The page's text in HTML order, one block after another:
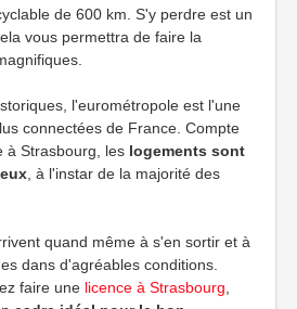
de 600 km. S'y perdre est un
vous permettra de faire la
l'eurométropole est l'une
connectées de France. Compte
à Strasbourg, les logements sont
, à l'instar de la majorité des
quand même à s'en sortir et à
dans d'agréables conditions.
faire une licence à Strasbourg